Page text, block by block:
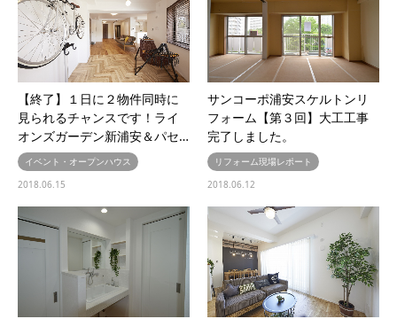
【終了】１日に２物件同時に
見られるチャンスです！ライ
オンズガーデン新浦安＆パセ…
イベント・オープンハウス
2018.06.15
サンコーポ浦安スケルトンリ
フォーム【第３回】大工工事
完了しました。
リフォーム現場レポート
2018.06.12